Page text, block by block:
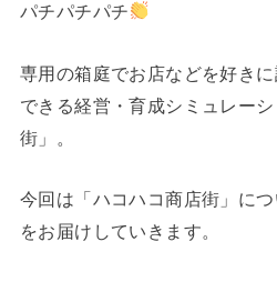
パチパチパチ
専用の箱庭でお店などを好き
できる経営・育成シミュレー
街」。
今回は「ハコハコ商店街」に
をお届けしていきます。